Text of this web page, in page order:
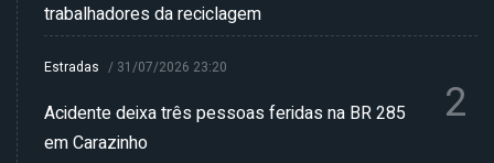
trabalhadores da reciclagem
Estradas / 31/07/2026 23:20
Acidente deixa três pessoas feridas na BR 285
em Carazinho
2